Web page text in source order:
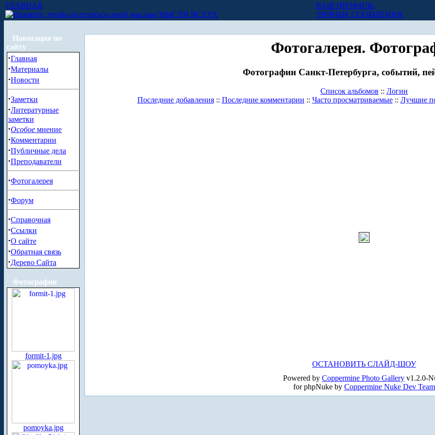
ГЛАВНАЯ
МЫСЛИ ВСЛУХ
ВАШ ПРОФИЛЬ
ЛИЧНЫЕ СООБЩЕНИЯ
Навигация по
сайту
·Главная
·Материалы
·Новости
·Заметки
·Литературные
заметки
·Особое мнение
·Комментарии
·Публичные дела
·Преподаватели
·Фотогалерея
·Форум
·Справочная
·Ссылки
·О сайте
·Обратная связь
·Дерево Сайта
Фотографии
formit-1.jpg
pomoyka.jpg
Фотогалерея.
Фотографии Санкт-Петербурга, событий,
Список альбомов :: Логин
Последние добавления:: Последние комментарии :: Часто просматриваемые:: Лучшие
ОСТАНОВИТЬ СЛАЙД-ШОУ
Powered by Coppermine Photo Gallery v1.2.0-
for phpNuke by Coppermine Nuke Dev Team